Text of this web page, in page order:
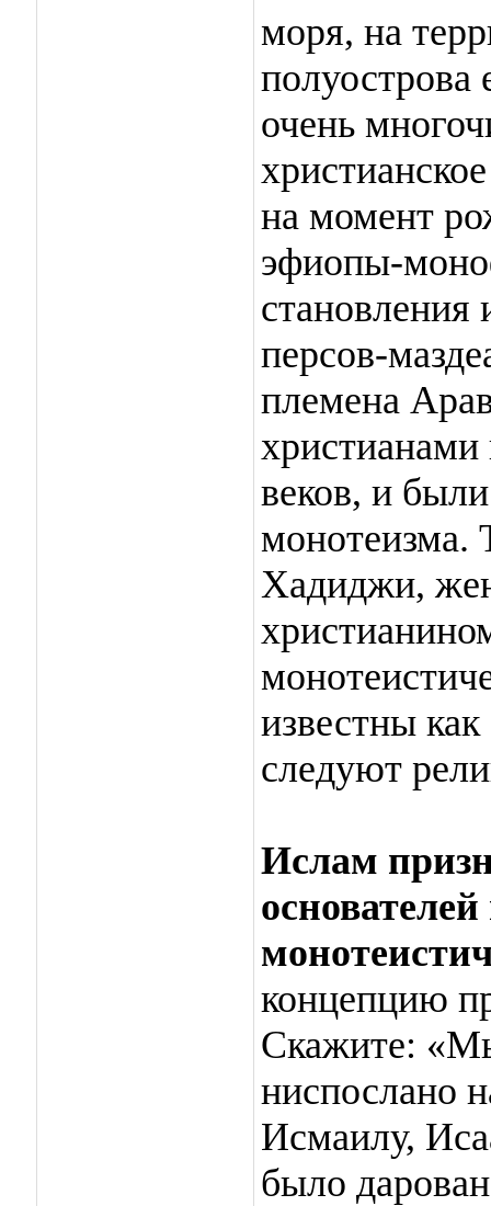
моря, на
полуострова
очень
на момент
эфиопы-
становления
персов-
племена
христианами
веков, и
монотеизма.
Хадиджи,
известны
следуют
Ислам
концепцию
Скажите:
ниспослано
Исмаилу,
было